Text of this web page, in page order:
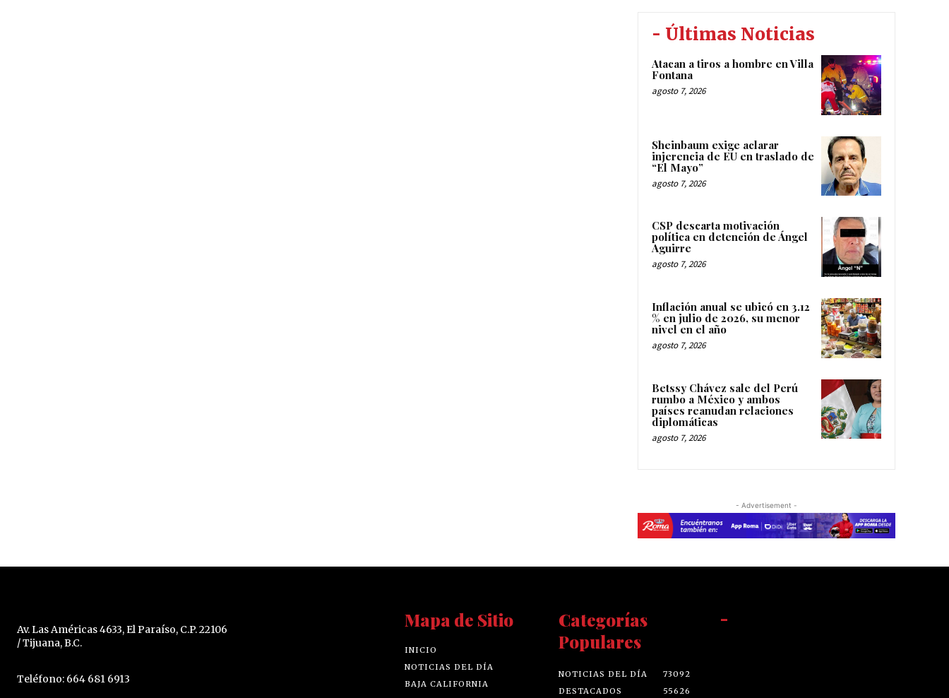
- Últimas Noticias
Atacan a tiros a hombre en Villa
Fontana
agosto 7, 2026
Sheinbaum exige aclarar
injerencia de EU en traslado de
“El Mayo”
agosto 7, 2026
CSP descarta motivación
política en detención de Ángel
Aguirre
agosto 7, 2026
Inflación anual se ubicó en 3.12
% en julio de 2026, su menor
nivel en el año
agosto 7, 2026
Betssy Chávez sale del Perú
rumbo a México y ambos
países reanudan relaciones
diplomáticas
agosto 7, 2026
- Advertisement -
Av. Las Américas 4633, El Paraíso, C.P. 22106
/ Tijuana, B.C.
Teléfono: 664 681 6913
Mapa de Sitio
INICIO
NOTICIAS DEL DÍA
BAJA CALIFORNIA
Categorías
Populares
NOTICIAS DEL DÍA
73092
DESTACADOS
55626
-